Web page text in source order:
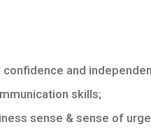
confidence and
skills;
sense & sense of